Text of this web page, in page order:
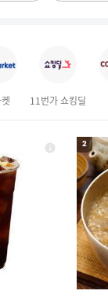
용권
kfc 19 슬리퍼
11번가 쇼킹딜
2